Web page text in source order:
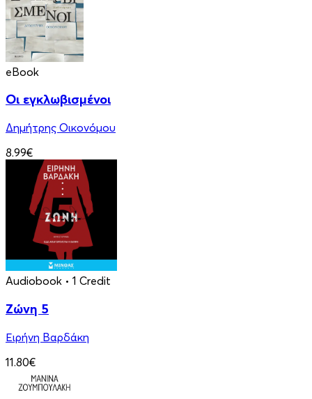
eBook
Οι εγκλωβισμένοι
Δημήτρης Οικονόμου
8.99€
Audiobook • 1 Credit
Ζώνη 5
Ειρήνη Βαρδάκη
11.80€